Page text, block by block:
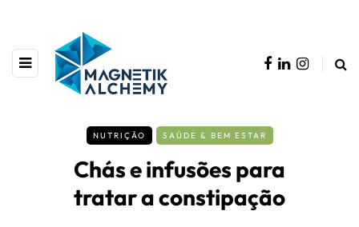
NUTRIÇÃO SAÚDE & BEM ESTAR
Chás e infusões para
tratar a constipação